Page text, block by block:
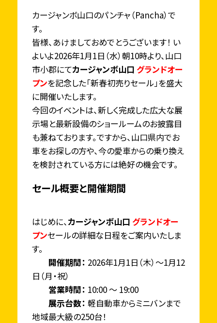
カージャンボ山口のパンチャ（Pancha）で
す。
皆様、あけましておめでとうございます！ い
よいよ2026年1月1日（水）朝10時より、山口
市小郡にてカージャンボ山口 グランドオー
プンを記念した「新春初売りセール」を盛大
に開催いたします。
今回のイベントは、新しく完成した広大な展
示場と最新設備のショールームのお披露目
も兼ねております。ですから、山口県内でお
車をお探しの方や、今の愛車からの乗り換え
を検討されている方には絶好の機会です。
セール概要と開催期間
はじめに、カージャンボ山口 グランドオー
プンセールの詳細な日程をご案内いたしま
す。
開催期間： 2026年1月1日（木）〜1月12
日（月・祝）
営業時間： 10:00 〜 19:00
展示台数： 軽自動車からミニバンまで
地域最大級の250台！